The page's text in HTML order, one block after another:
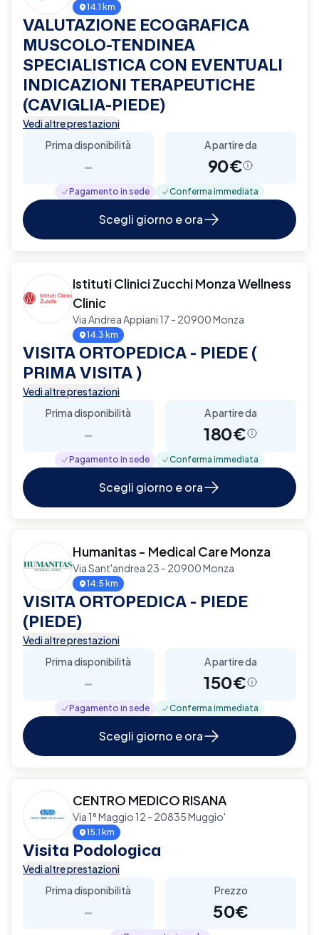
14.1 km
VALUTAZIONE ECOGRAFICA
MUSCOLO-TENDINEA
SPECIALISTICA CON EVENTUALI
INDICAZIONI TERAPEUTICHE
(CAVIGLIA-PIEDE)
Vedi altre prestazioni
Prima disponibilità
-
A partire da
90€
Pagamento in sede Conferma immediata
Scegli giorno e ora
Istituti Clinici Zucchi Monza Wellness
Clinic
Via Andrea Appiani 17 - 20900 Monza
14.3 km
VISITA ORTOPEDICA - PIEDE (
PRIMA VISITA )
Vedi altre prestazioni
Prima disponibilità
-
A partire da
180€
Pagamento in sede Conferma immediata
Scegli giorno e ora
Humanitas - Medical Care Monza
Via Sant'andrea 23 - 20900 Monza
14.5 km
VISITA ORTOPEDICA - PIEDE
(PIEDE)
Vedi altre prestazioni
Prima disponibilità
-
A partire da
150€
Pagamento in sede Conferma immediata
Scegli giorno e ora
CENTRO MEDICO RISANA
Via 1° Maggio 12 - 20835 Muggio'
15.1 km
Visita Podologica
Vedi altre prestazioni
Prima disponibilità
-
Prezzo
50€